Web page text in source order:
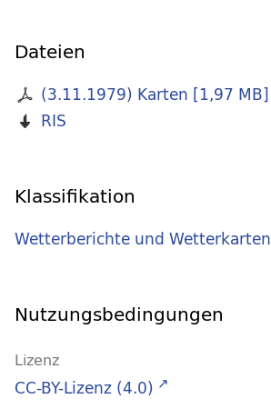
Dateien
(3.11.1979) Karten [1,97 MB]
RIS
Klassifikation
Wetterberichte und Wetterkarten
Nutzungsbedingungen
Lizenz
CC-BY-Lizenz (4.0)